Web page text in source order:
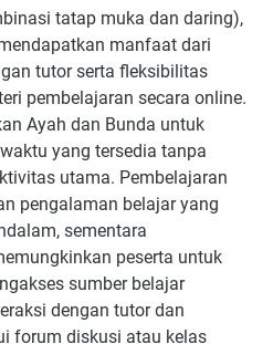
tatap muka dan daring),
manfaat dari
tutor serta fleksibilitas
pembelajaran secara online.
Ayah dan Bunda untuk
yang tersedia tanpa
utama. Pembelajaran
pengalaman belajar yang
sementara
peserta untuk
sumber belajar
dengan tutor dan
forum diskusi atau kelas